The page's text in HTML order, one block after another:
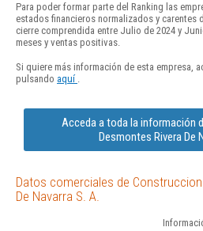
Para poder formar parte del Ranking las
estados financieros normalizados y carentes
cierre comprendida entre Julio de 2024 y
meses y ventas positivas.
Si quiere más información de esta empresa,
pulsando aquí
Acceda a toda la información
Desmontes Rivera De
Datos comerciales de
De Navarra S. A.